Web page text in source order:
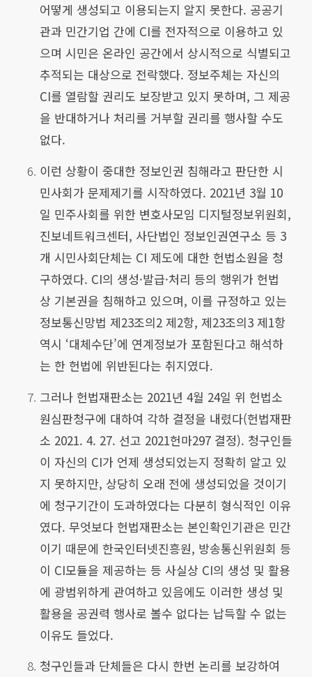
어떻게 생성되고 이용되는지 알지 못한다. 공공기
관과 민간기업 간에 CI를 전자적으로 이용하고 있
으며 시민은 온라인 공간에서 상시적으로 식별되고
추적되는 대상으로 전락했다. 정보주체는 자신의
CI를 열람할 권리도 보장받고 있지 못하며, 그 제공
을 반대하거나 처리를 거부할 권리를 행사할 수도
없다.
이런 상황이 중대한 정보인권 침해라고 판단한 시
민사회가 문제제기를 시작하였다. 2021년 3월 10
일 민주사회를 위한 변호사모임 디지털정보위원회,
진보네트워크센터, 사단법인 정보인권연구소 등 3
개 시민사회단체는 CI 제도에 대한 헌법소원을 청
구하였다. CI의 생성·발급·처리 등의 행위가 헌법
상 기본권을 침해하고 있으며, 이를 규정하고 있는
정보통신망법 제23조의2 제2항, 제23조의3 제1항
역시 ‘대체수단’에 연계정보가 포함된다고 해석하
는 한 헌법에 위반된다는 취지였다.
그러나 헌법재판소는 2021년 4월 24일 위 헌법소
원심판청구에 대하여 각하 결정을 내렸다(헌법재판
소 2021. 4. 27. 선고 2021헌마297 결정). 청구인들
이 자신의 CI가 언제 생성되었는지 정확히 알고 있
지 못하지만, 상당히 오래 전에 생성되었을 것이기
에 청구기간이 도과하였다는 다분히 형식적인 이유
였다. 무엇보다 헌법재판소는 본인확인기관은 민간
이기 때문에 한국인터넷진흥원, 방송통신위원회 등
이 CI모듈을 제공하는 등 사실상 CI의 생성 및 활용
에 광범위하게 관여하고 있음에도 이러한 생성 및
활용을 공권력 행사로 볼수 없다는 납득할 수 없는
이유도 들었다.
청구인들과 단체들은 다시 한번 논리를 보강하여